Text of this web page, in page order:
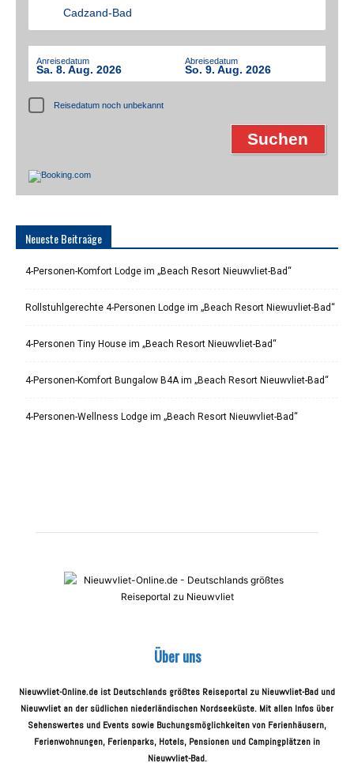
Anreisedatum
Sa. 8. Aug. 2026
Abreisedatum
So. 9. Aug. 2026
Reisedatum noch unbekannt
Neueste Beitraäge
4-Personen-Komfort Lodge im „Beach Resort Nieuwvliet-Bad“
Rollstuhlgerechte 4-Personen Lodge im „Beach Resort Niewuvliet-Bad“
4-Personen Tiny House im „Beach Resort Nieuwvliet-Bad“
4-Personen-Komfort Bungalow B4A im „Beach Resort Nieuwvliet-Bad“
4-Personen-Wellness Lodge im „Beach Resort Nieuwvliet-Bad“
Über uns
Nieuwvliet-Online.de ist Deutschlands größtes Reiseportal zu Nieuwvliet-Bad und
Nieuwvliet an der südlichen niederländischen Nordseeküste. Mit allen Infos über
Sehenswertes und Events sowie Buchungsmöglichkeiten von Ferienhäusern,
Ferienwohnungen, Ferienparks, Hotels, Pensionen und Campingplätzen in
Nieuwvliet-Bad.